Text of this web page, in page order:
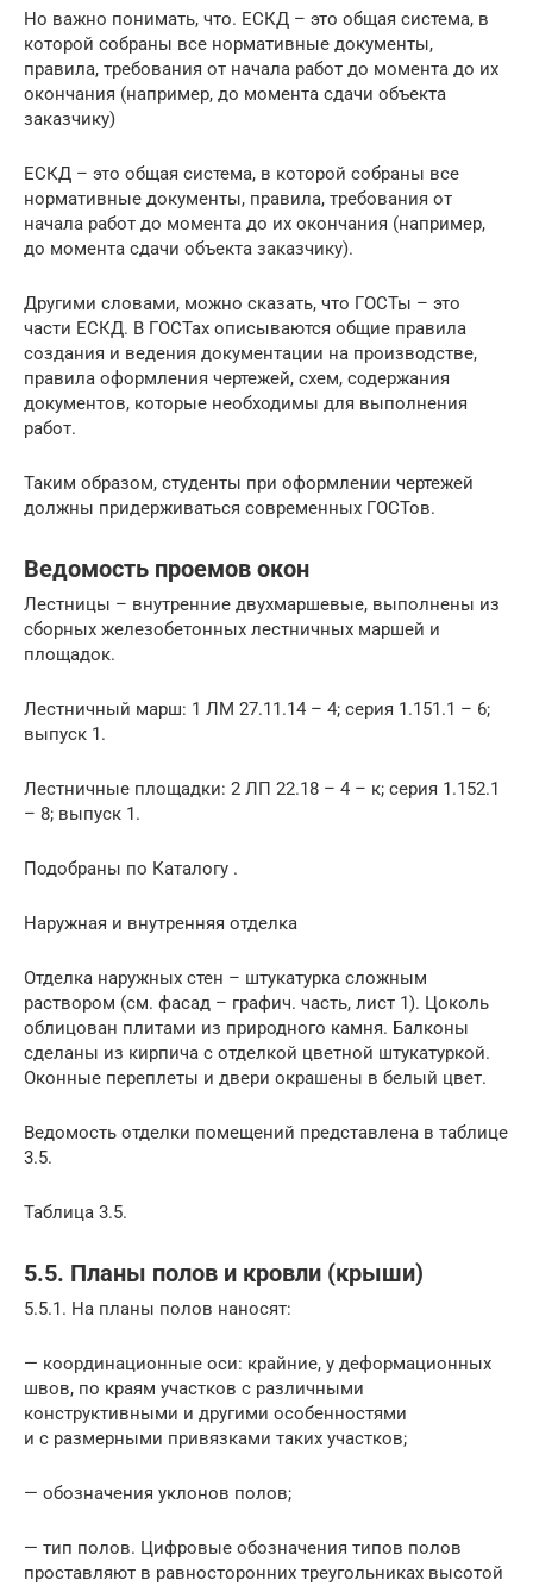
Но важно понимать, что. ЕСКД – это общая система, в
которой собраны все нормативные документы,
правила, требования от начала работ до момента до их
окончания (например, до момента сдачи объекта
заказчику)
ЕСКД – это общая система, в которой собраны все
нормативные документы, правила, требования от
начала работ до момента до их окончания (например,
до момента сдачи объекта заказчику).
Другими словами, можно сказать, что ГОСТы – это
части ЕСКД. В ГОСТах описываются общие правила
создания и ведения документации на производстве,
правила оформления чертежей, схем, содержания
документов, которые необходимы для выполнения
работ.
Таким образом, студенты при оформлении чертежей
должны придерживаться современных ГОСТов.
Ведомость проемов окон
Лестницы – внутренние двухмаршевые, выполнены из
сборных железобетонных лестничных маршей и
площадок.
Лестничный марш: 1 ЛМ 27.11.14 – 4; серия 1.151.1 – 6;
выпуск 1.
Лестничные площадки: 2 ЛП 22.18 – 4 – к; серия 1.152.1
– 8; выпуск 1.
Подобраны по Каталогу .
Наружная и внутренняя отделка
Отделка наружных стен – штукатурка сложным
раствором (см. фасад – графич. часть, лист 1). Цоколь
облицован плитами из природного камня. Балконы
сделаны из кирпича с отделкой цветной штукатуркой.
Оконные переплеты и двери окрашены в белый цвет.
Ведомость отделки помещений представлена в таблице
3.5.
Таблица 3.5.
5.5. Планы полов и кровли (крыши)
5.5.1. На планы полов наносят:
— координационные оси: крайние, у деформационных
швов, по краям участков с различными
конструктивными и другими особенностями
и с размерными привязками таких участков;
— обозначения уклонов полов;
— тип полов. Цифровые обозначения типов полов
проставляют в равносторонних треугольниках высотой